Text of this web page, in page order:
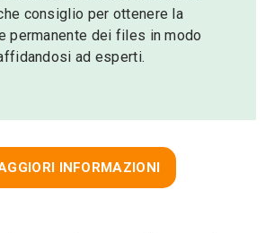
consiglio per ottenere la
permanente dei files in modo
ad esperti.
INFORMAZIONI